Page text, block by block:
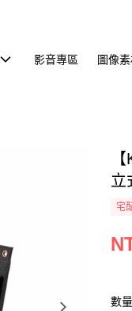
影音專區 圖像
立
宅
數量